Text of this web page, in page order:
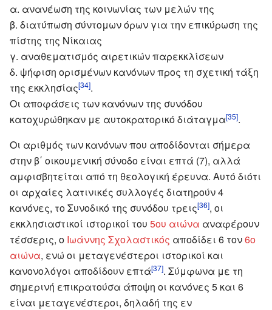
α. ανανέωση της κοινωνίας των μελών της
β. διατύπωση σύντομων όρων για την επικύρωση της
πίστης της Νίκαιας
γ. αναθεματισμός αιρετικών παρεκκλίσεων
δ. ψήφιση ορισμένων κανόνων προς τη σχετική τάξη
της εκκλησίας[34].
Οι αποφάσεις των κανόνων της συνόδου
κατοχυρώθηκαν με αυτοκρατορικό διάταγμα[35].
Οι αριθμός των κανόνων που αποδίδονται σήμερα
στην β΄ οικουμενική σύνοδο είναι επτά (7), αλλά
αμφισβητείται από τη θεολογική έρευνα. Αυτό διότι
οι αρχαίες λατινικές συλλογές διατηρούν 4
κανόνες, το Συνοδικό της συνόδου τρεις[36], οι
εκκλησιαστικοί ιστορικοί του 5ου αιώνα αναφέρουν
τέσσερις, o Ιωάννης Σχολαστικός αποδίδει 6 τον6ο
αιώνα, ενώ οι μεταγενέστεροι ιστορικοί και
κανονολόγοι αποδίδουν επτά[37]. Σύμφωνα με τη
σημερινή επικρατούσα άποψη οι κανόνες 5 και 6
είναι μεταγενέστεροι, δηλαδή της εν